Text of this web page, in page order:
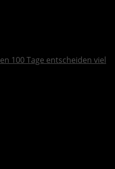
100 Tage entscheiden viel